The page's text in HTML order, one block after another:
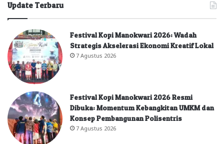
Update Terbaru
Festival Kopi Manokwari 2026: Wadah
Strategis Akselerasi Ekonomi Kreatif Lokal
7 Agustus 2026
Festival Kopi Manokwari 2026 Resmi
Dibuka: Momentum Kebangkitan UMKM dan
Konsep Pembangunan Polisentris
7 Agustus 2026